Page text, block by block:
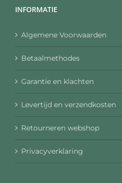
INFORMATIE
Algemene Voorwaarden
Betaalmethodes
Garantie en klachten
Levertijd en verzendkosten
Retourneren webshop
Privacyverklaring